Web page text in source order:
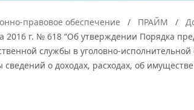
правовое обеспечение ПРАЙМ
2016 г. № 618 “Об утверждении Порядка
службы в уголовно-
о доходах, расходах, об